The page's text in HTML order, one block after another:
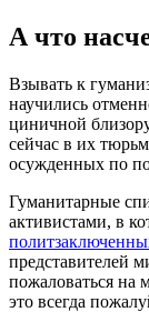
А что
Взывать к
научились
циничной
сейчас в их
осужденных по
Гуманитарные
активистами, в
представителей
пожаловаться на
это всегда